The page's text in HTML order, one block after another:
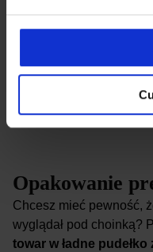
Maska do spania
Opakowanie
Chcesz mieć pewność,
wyglądał pod choinką?
towar w ładne